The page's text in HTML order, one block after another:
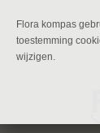
Flora kompas
toestemming
wijzigen.